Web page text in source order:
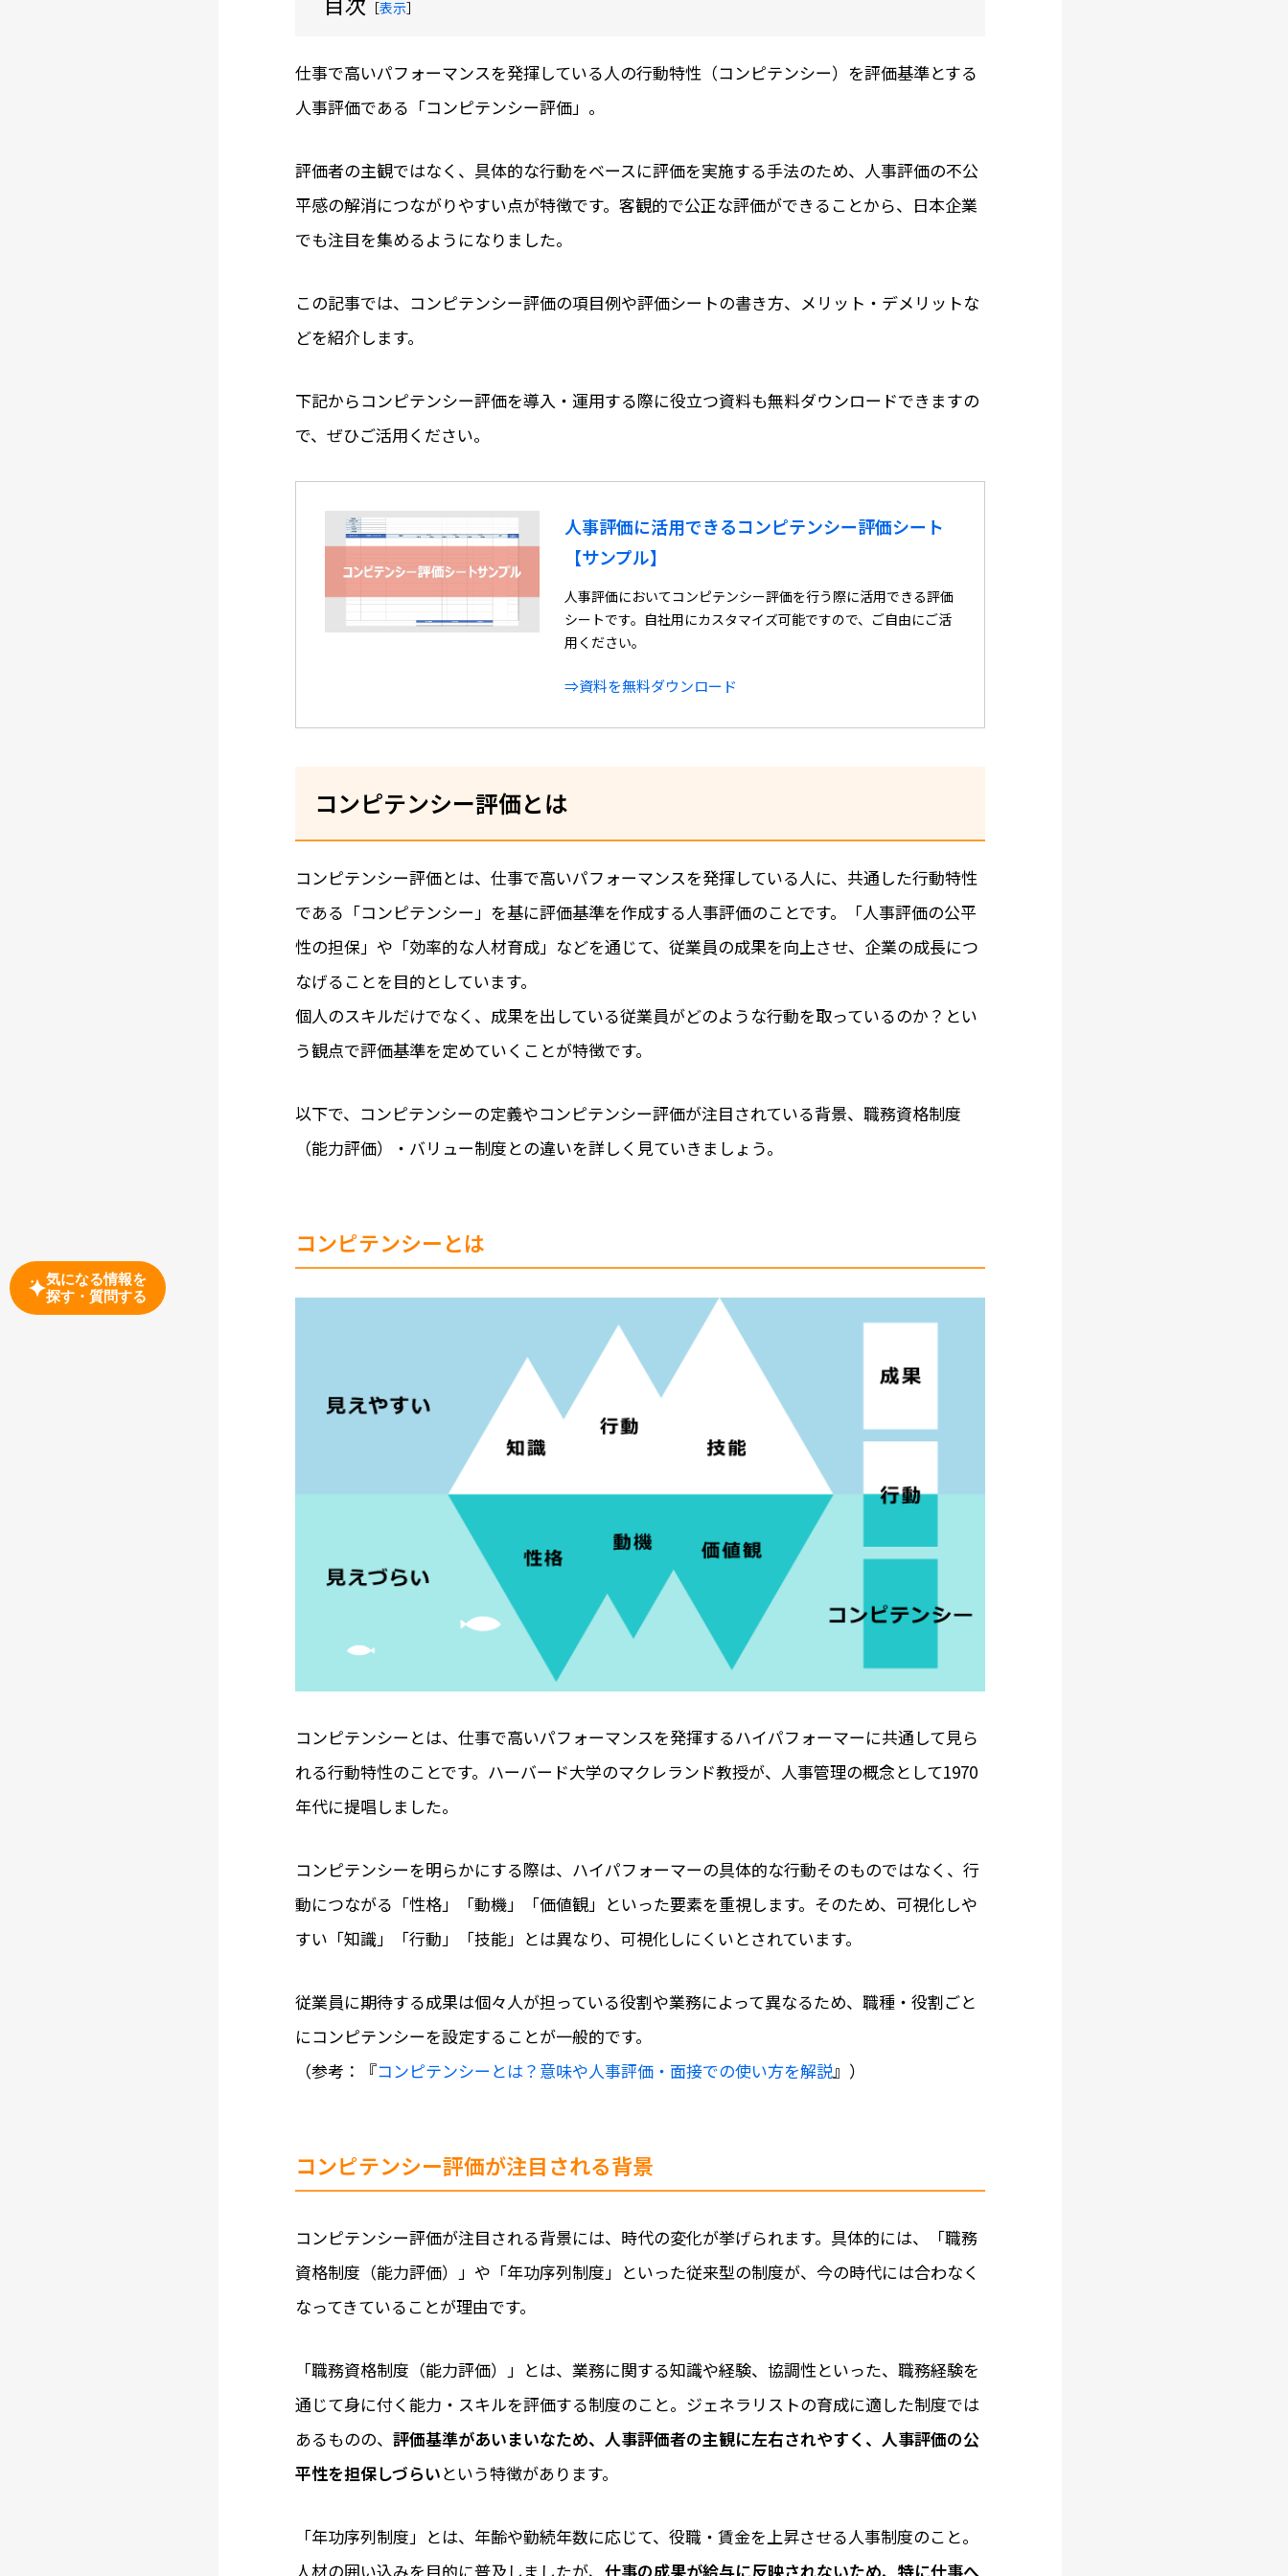
［表示］
仕事で高いパフォーマンスを発揮している人の行動特性（コンピテンシー）を評価基準とする
人事評価である「コンピテンシー評価」。
評価者の主観ではなく、具体的な行動をベースに評価を実施する手法のため、人事評価の不公
平感の解消につながりやすい点が特徴です。客観的で公正な評価ができることから、日本企業
でも注目を集めるようになりました。
この記事では、コンピテンシー評価の項目例や評価シートの書き方、メリット・デメリットな
どを紹介します。
下記からコンピテンシー評価を導入・運用する際に役立つ資料も無料ダウンロードできますの
で、ぜひご活用ください。
人事評価に活用できるコンピテンシー評価シート
【サンプル】
人事評価においてコンピテンシー評価を行う際に活用できる評価
シートです。自社用にカスタマイズ可能ですので、ご自由にご活
用ください。
⇒資料を無料ダウンロード
コンピテンシー評価とは
コンピテンシー評価とは、仕事で高いパフォーマンスを発揮している人に、共通した行動特性
である「コンピテンシー」を基に評価基準を作成する人事評価のことです。「人事評価の公平
性の担保」や「効率的な人材育成」などを通じて、従業員の成果を向上させ、企業の成長につ
なげることを目的としています。
個人のスキルだけでなく、成果を出している従業員がどのような行動を取っているのか？とい
う観点で評価基準を定めていくことが特徴です。
以下で、コンピテンシーの定義やコンピテンシー評価が注目されている背景、職務資格制度
（能力評価）・バリュー制度との違いを詳しく見ていきましょう。
コンピテンシーとは
コンピテンシーとは、仕事で高いパフォーマンスを発揮するハイパフォーマーに共通して見ら
れる行動特性のことです。ハーバード大学のマクレランド教授が、人事管理の概念として1970
年代に提唱しました。
コンピテンシーを明らかにする際は、ハイパフォーマーの具体的な行動そのものではなく、行
動につながる「性格」「動機」「価値観」といった要素を重視します。そのため、可視化しや
すい「知識」「行動」「技能」とは異なり、可視化しにくいとされています。
従業員に期待する成果は個々人が担っている役割や業務によって異なるため、職種・役割ごと
にコンピテンシーを設定することが一般的です。
（参考：『コンピテンシーとは？意味や人事評価・面接での使い方を解説』）
コンピテンシー評価が注目される背景
コンピテンシー評価が注目される背景には、時代の変化が挙げられます。具体的には、「職務
資格制度（能力評価）」や「年功序列制度」といった従来型の制度が、今の時代には合わなく
なってきていることが理由です。
「職務資格制度（能力評価）」とは、業務に関する知識や経験、協調性といった、職務経験を
通じて身に付く能力・スキルを評価する制度のこと。ジェネラリストの育成に適した制度では
あるものの、 評価基準があいまいなため、人事評価者の主観に左右されやすく、人事評価の公
平性を担保しづらいという特徴があります。
「年功序列制度」とは、年齢や勤続年数に応じて、役職・賃金を上昇させる人事制度のこと。
人材の囲い込みを目的に普及しましたが、 仕事の成果が給与に反映されないため、特に仕事へ
気になる情報を
探す・質問する